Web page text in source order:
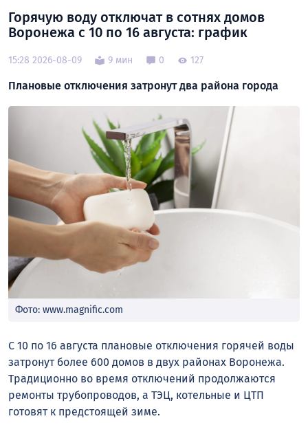
Горячую воду отключат в сотнях домов
Воронежа с 10 по 16 августа: график
15:28 2026-08-09 9 мин 0 127
Плановые отключения затронут два района города
Фото: www.magnific.com
С 10 по 16 августа плановые отключения горячей воды
затронут более 600 домов в двух районах Воронежа.
Традиционно во время отключений продолжаются
ремонты трубопроводов, а ТЭЦ, котельные и ЦТП
готовят к предстоящей зиме.